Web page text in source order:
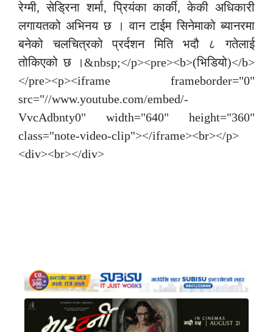
रेग्मी, सेड्रिना शर्मा, प्रियंका कार्की, केकी अधिकारी
लगायतको अभिनय छ । वान टाईम सिनेमाको ब्यानरमा
बनेको चलचित्रको प्रर्दशन मिति भदौ ८ गतेलाई
तोकिएको छ ।&nbsp;</p><pre><b>(भिडियो)</b>
</pre><p><iframe frameborder="0"
src="//www.youtube.com/embed/-
VvcAdbnty0" width="640" height="360"
class="note-video-clip"></iframe><br></p>
<div><br></div>